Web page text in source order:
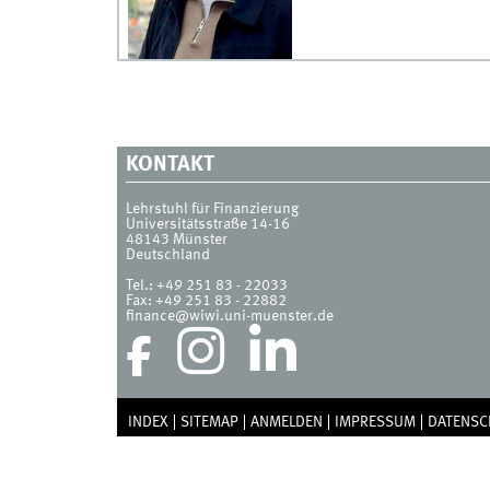
KONTAKT
Lehrstuhl für Finanzierung
Universitätsstraße 14-16
48143 Münster
Deutschland
Tel.: +49 251 83 - 22033
Fax: +49 251 83 - 22882
finance@wiwi.uni-muenster.de
INDEX SITEMAP ANMELDEN IMPRESSUM